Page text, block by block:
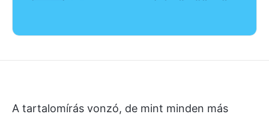
A tartalomírás vonzó, de mint minden más